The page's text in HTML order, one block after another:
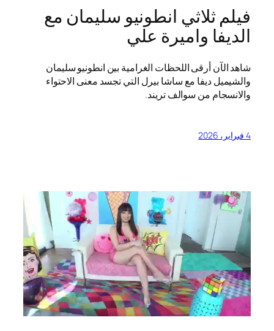
فيلم ثلاثي انطونيو سليمان مع
الديفا واميرة علي
شاهد الآن أرقى اللحظات الغرامية بين انطونيو سليمان
والشيميل ديفا مع ساشا بيرل التي تجسد معنى الاحتواء
والانسجام من سوالف تريند.
4 فبراير، 2026